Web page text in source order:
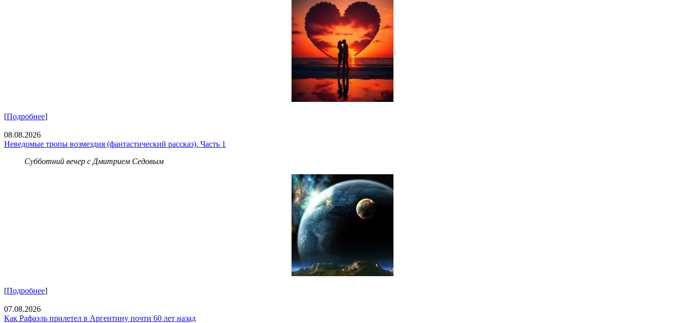
[Подробнее]
08.08.2026
Неведомые тропы возмездия (фантастический рассказ). Часть 1
Субботний вечер с Дмитрием Седовым
[Подробнее]
07.08.2026
Как Рафаэль прилетел в Аргентину почти 60 лет назад